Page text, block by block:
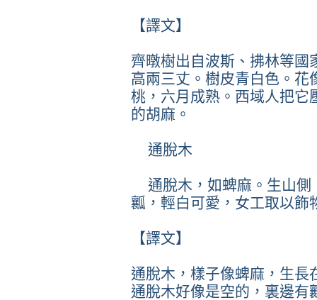
【譯文】
齊暾樹出自波斯、拂林等國
高兩三丈。樹皮青白色。花
桃，六月成熟。西域人把它
的胡麻。
通脫木
通脫木，如蜱麻。生山側
瓤，輕白可愛，女工取以飾
【譯文】
通脫木，樣子像蜱麻，生長
通脫木好像是空的，裏邊有